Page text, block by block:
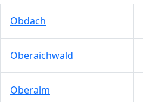
Obdach
Oberaichwald
Oberalm